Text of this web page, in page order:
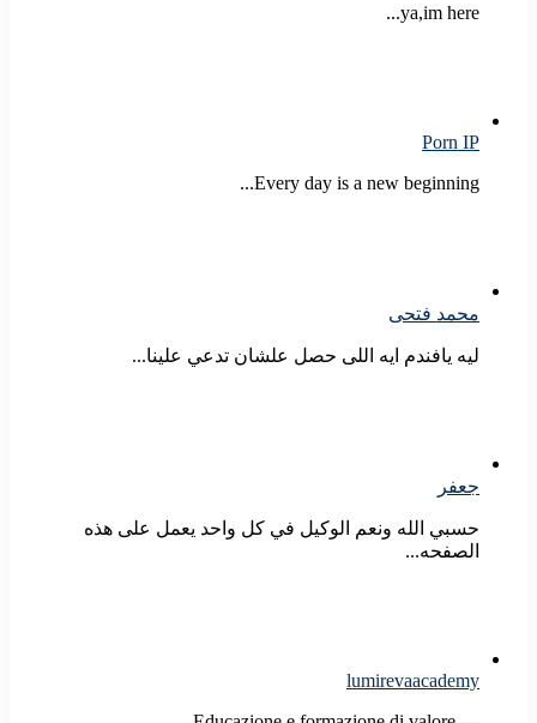
ya,im here...
Porn IP
Every day is a new beginning...
محمد فتحى
ليه يافندم ايه اللى حصل علشان تدعي علينا...
جعفر
حسبي الله ونعم الوكيل في كل واحد يعمل على هذه
الصفحه...
lumirevaacademy